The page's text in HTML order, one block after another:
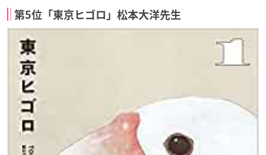
第5位「東京ヒゴロ」松本大洋先生